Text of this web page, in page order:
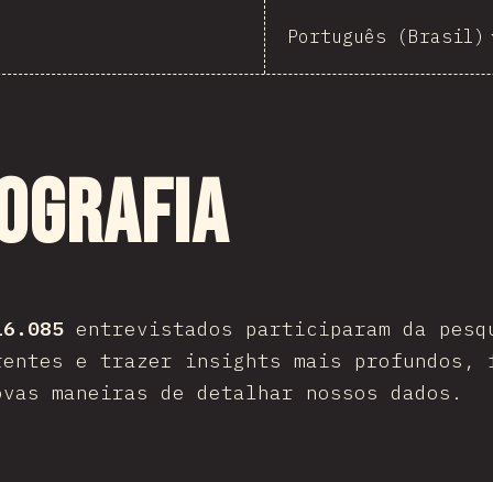
Português (Brasil)
entrevistados participaram da
e trazer insights mais profundos,
maneiras de detalhar nossos dados.